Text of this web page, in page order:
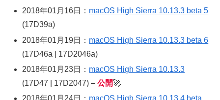
2018年01月16日： macOS High Sierra 10.13.3 beta 5
(17D39a)
2018年01月19日： macOS High Sierra 10.13.3 beta 6
(17D46a | 17D2046a)
2018年01月23日： macOS High Sierra 10.13.3
(17D47 | 17D2047) –公開🚀
2018年01月24日： macOS High Sierra 10.13.4 beta